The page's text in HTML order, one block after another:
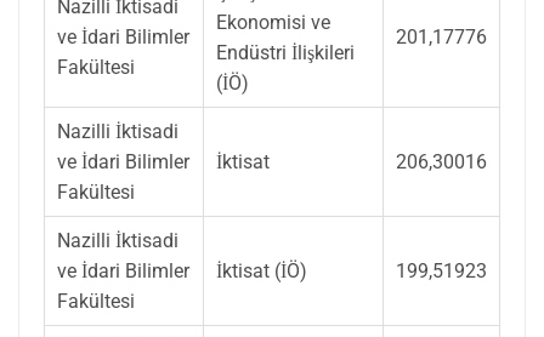
Nazilli İktisadi
ve İdari Bilimler
Fakültesi
Ekonomisi ve
Endüstri İlişkileri
(İÖ)
201,17776
Nazilli İktisadi
ve İdari Bilimler
Fakültesi
İktisat 206,30016
Nazilli İktisadi
ve İdari Bilimler
Fakültesi
İktisat (İÖ) 199,51923